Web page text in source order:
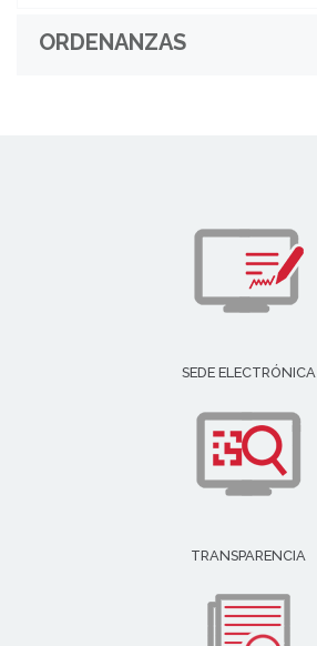
ORDENANZAS
SEDE ELECTRÓNICA
TRANSPARENCIA